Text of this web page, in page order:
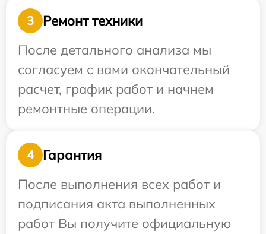
3
Ремонт техники
После детального анализа мы
согласуем с вами окончательный
расчет, график работ и начнем
ремонтные операции.
4
Гарантия
После выполнения всех работ и
подписания акта выполненных
работ Вы получите официальную